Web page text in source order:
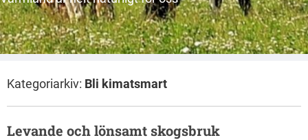
Kategoriarkiv: Bli kimatsmart
Levande och lönsamt skogsbruk